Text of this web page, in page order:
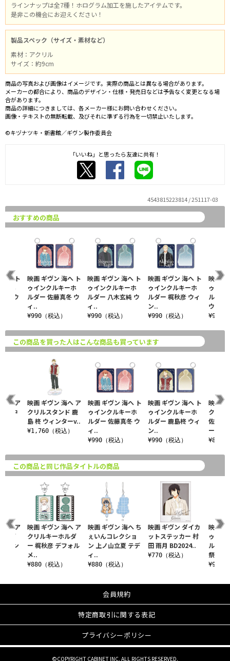
ラインナップは全7種！ホログラム加工を施したアイテムです。
是非この機会にお迎えください！
製品スペック（サイズ・素材など）
素材：アクリル
サイズ：約9cm
商品の写真および画像はイメージです。実際の商品とは異なる場合があります。
メーカーの都合により、商品のデザイン・仕様・発売日などは予告なく変更となる場
合があります。
商品の詳細につきましては、各メーカー様にお問い合わせください。
画像・テキストの無断転載、及びそれに準ずる行為を一切禁止いたします。
©キヅナツキ・新書館／ギヴン製作委員会
「いいね」と思ったら友達に共有！
4543815223814 / 251117-03
おすすめの商品
映画 ギヴン 海へ ト
ゥインクルキーホ
ルダー 八木玄純 ウ
ィ..
¥990（税込）
映画 ギヴン 海へ ト
ゥインクルキーホ
ルダー 梶秋彦 ウィ
ン..
¥990（税込）
映画
ゥイン
ルダー
ウ..
¥990（
へ ト
ーホ
月 ウ
映画 ギヴン 海へ ト
ゥインクルキーホ
ルダー 佐藤真冬 ウ
ィ..
¥990（税込）
この商品を買った人はこんな商品も買っています
映画 ギヴン 海へ ト
ゥインクルキーホ
ルダー 佐藤真冬 ウ
ィ..
¥990（税込）
映画 ギヴン 海へ ト
ゥインクルキーホ
ルダー 鹿島柊 ウィ
ン..
¥990（税込）
映画
クリル
佐藤真
ー..
¥880
へ ア
ド 中
映画 ギヴン 海へ ア
クリルスタンド 鹿
島 柊 ウィンターv..
¥1,760（税込）
この商品と同じ作品タイトルの商品
映画 ギヴン 海へ ち
ぇいんコレクショ
ン 上ノ山立夏 テデ
ィ..
¥880（税込）
映画 ギヴン ダイカ
ットステッカー 村
田 雨月 BD2024..
¥770（税込）
映画
ゥイン
ルダー
祭..
¥990
へ ア
ルダ
ィン
映画 ギヴン 海へ ア
クリルキーホルダ
ー 梶秋彦 デフォル
メ..
¥880（税込）
会員規約
特定商取引に関する表記
プライバシーポリシー
©COPYRIGHT CABINET INC. ALL RIGHTS RESERVED.